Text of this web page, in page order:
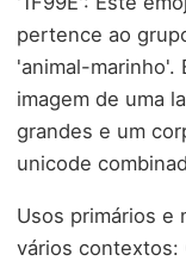
pertence ao
'animal-marinho'.
imagem de uma
grandes e um
unicode
Usos primários e
vários contextos: